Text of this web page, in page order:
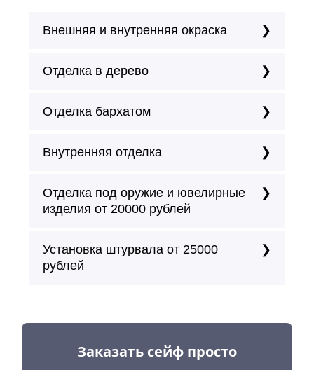
Внешняя и внутренняя окраска
Отделка в дерево
Отделка бархатом
Внутренняя отделка
Отделка под оружие и ювелирные
изделия от 20000 рублей
Установка штурвала от 25000
рублей
Заказать сейф просто